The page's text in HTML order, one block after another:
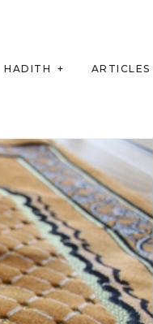
HADITH ARTICLES